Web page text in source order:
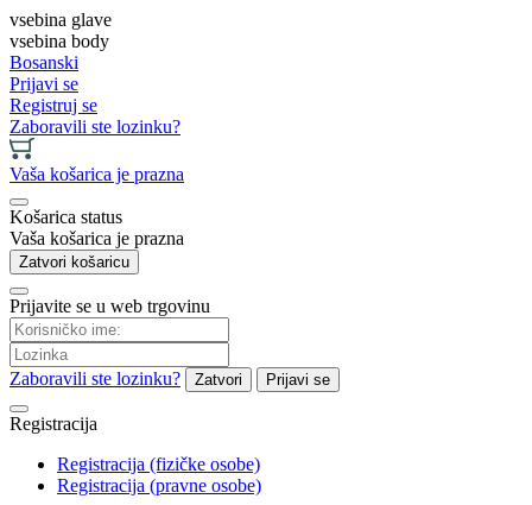
vsebina glave
vsebina body
Bosanski
Prijavi se
Registruj se
Zaboravili ste lozinku?
Vaša košarica je prazna
Košarica status
Vaša košarica je prazna
Zatvori košaricu
Prijavite se u web trgovinu
Zaboravili ste lozinku? Zatvori Prijavi se
Registracija
Registracija (fizičke osobe)
Registracija (pravne osobe)